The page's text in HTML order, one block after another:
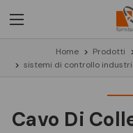
Home Prodotti
sistemi di controllo
Cavo Di